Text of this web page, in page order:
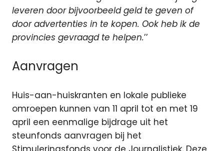
leveren door bijvoorbeeld geld te geven of
door advertenties in te kopen. Ook heb ik de
provincies gevraagd te helpen.’’
Aanvragen
Huis-aan-huiskranten en lokale publieke
omroepen kunnen van 11 april tot en met 19
april een eenmalige bijdrage uit het
steunfonds aanvragen bij het